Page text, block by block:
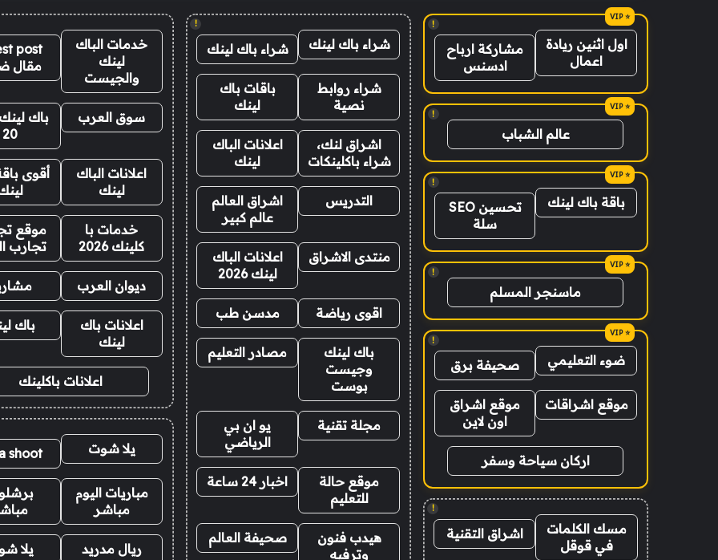
!
اول اثنين ريادة
اعمال
مشاركة ارباح
ادسنس
!
عالم الشباب
!
باقة باك لينك
تحسين SEO
سلة
!
ماسنجر المسلم
!
ضوء التعليمي صحيفة برق
موقع اشراقات
موقع اشراق
اون لاين
اركان سياحة وسفر
!
مسك الكلمات
في قوقل
اشراق التقنية
!
شراء باك لينك شراء باك لينك
شراء روابط
نصية
باقات باك
لينك
اشراق لنك،
شراء باكلينكات
اعلانات الباك
لينك
التدريس
اشراق العالم
عالم كبير
منتدى الاشراق
اعلانات الباك
لينك 2026
اقوى رياضة مدسن طب
باك لينك
وجيست
بوست
مصادر التعليم
مجلة تقنية
يو ان بي
الرياضي
موقع حالة
للتعليم
اخبار 24 ساعة
هيدب فنون
وترفيه
صحيفة العالم
خدمات الباك
لينك
والجيست
post
مقال
سوق العرب
باك
20
اعلانات الباك
لينك
أقوى
خدمات با
كلينك 2026
موقع
تجارب
ديوان العرب
اعلانات باك
لينك
باك
اعلانات باكلينك
يلا شوت shoot
مباريات اليوم
مباشر
ريال مدريد
يلا